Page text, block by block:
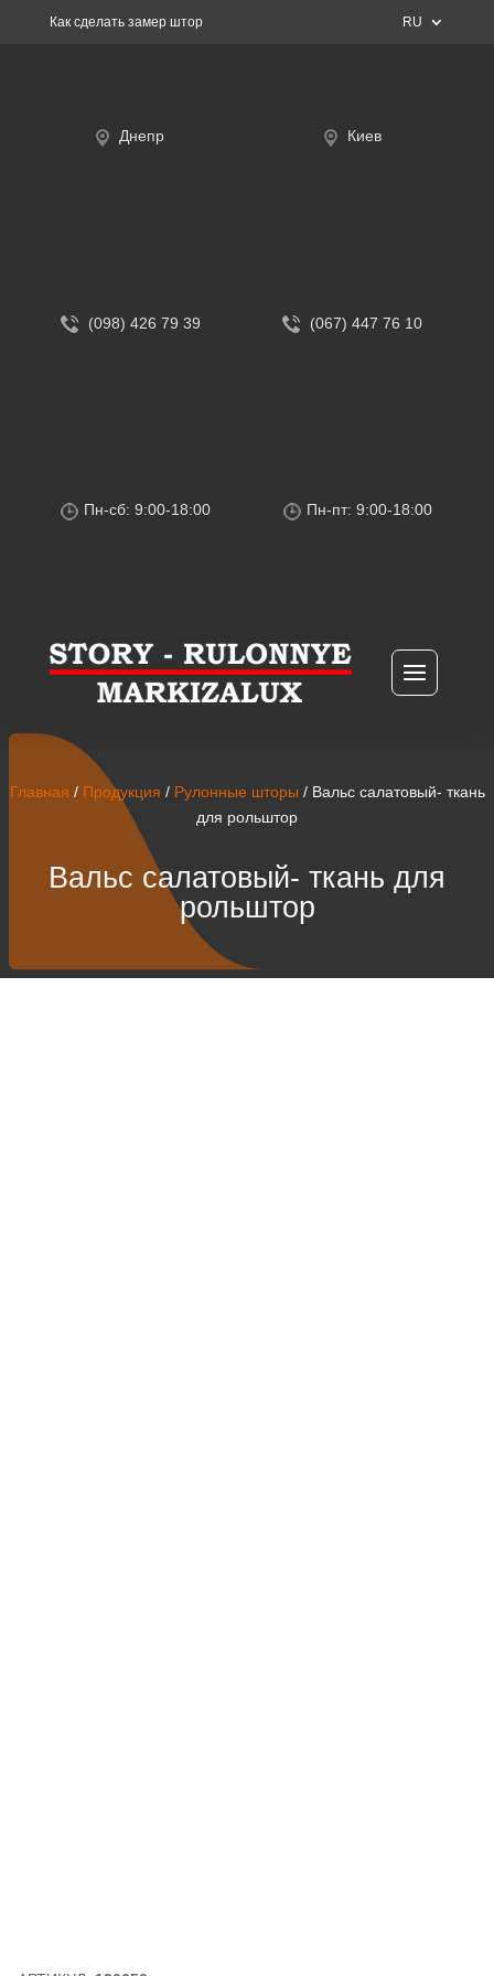
Как сделать замер штор RU
Днепр
(098) 426 79 39
Пн-сб: 9:00-18:00
Киев
(067) 447 76 10
Пн-пт: 9:00-18:00
Главная / Продукция / Рулонные шторы / Вальс салатовый- ткань
для рольштор
Вальс салатовый- ткань для
рольштор